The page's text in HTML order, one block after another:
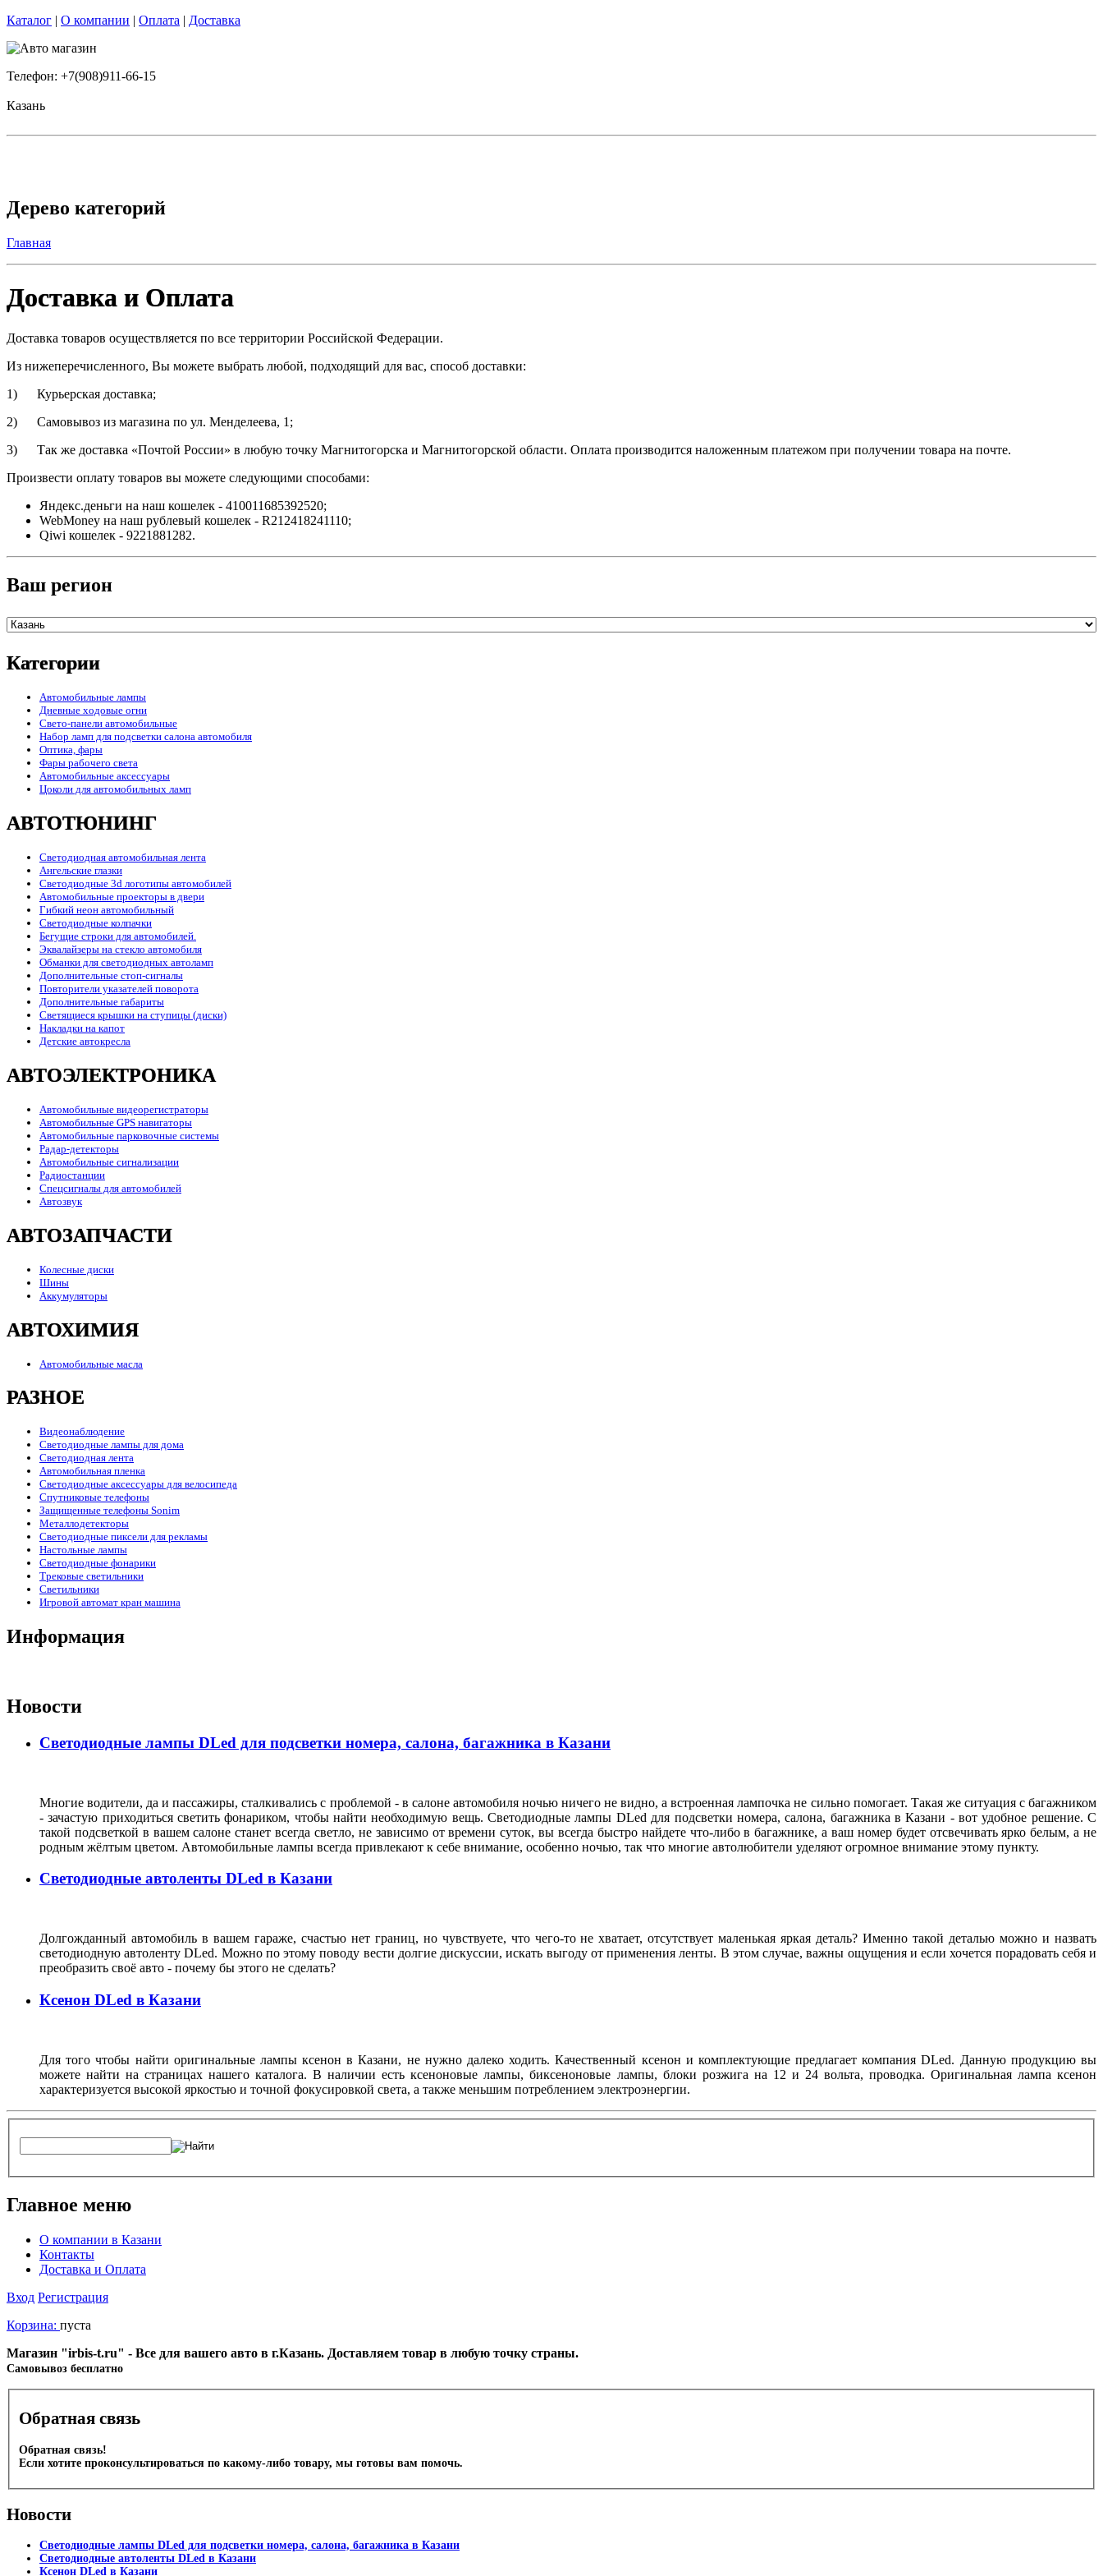
Каталог | О компании | Оплата | Доставка
Телефон: +7(908)911-66-15
Казань
Дерево категорий
Главная
Доставка и Оплата
Доставка товаров осуществляется по все территории Российской Федерации.
Из нижеперечисленного, Вы можете выбрать любой, подходящий для вас, способ доставки:
1) Курьерская доставка;
2) Самовывоз из магазина по ул. Менделеева, 1;
3) Так же доставка «Почтой России» в любую точку Магнитогорска и Магнитогорской области. Оплата производится наложенным платежом при получении товара на почте.
Произвести оплату товаров вы можете следующими способами:
Яндекс.деньги на наш кошелек - 410011685392520;
WebMoney на наш рублевый кошелек - R212418241110;
Qiwi кошелек - 9221881282.
Ваш регион
Категории
Автомобильные лампы
Дневные ходовые огни
Свето-панели автомобильные
Набор ламп для подсветки салона автомобиля
Оптика, фары
Фары рабочего света
Автомобильные аксессуары
Цоколи для автомобильных ламп
АВТОТЮНИНГ
Светодиодная автомобильная лента
Ангельские глазки
Светодиодные 3d логотипы автомобилей
Автомобильные проекторы в двери
Гибкий неон автомобильный
Светодиодные колпачки
Бегущие строки для автомобилей.
Эквалайзеры на стекло автомобиля
Обманки для светодиодных автоламп
Дополнительные стоп-сигналы
Повторители указателей поворота
Дополнительные габариты
Светящиеся крышки на ступицы (диски)
Накладки на капот
Детские автокресла
АВТОЭЛЕКТРОНИКА
Автомобильные видеорегистраторы
Автомобильные GPS навигаторы
Автомобильные парковочные системы
Радар-детекторы
Автомобильные сигнализации
Радиостанции
Спецсигналы для автомобилей
Автозвук
АВТОЗАПЧАСТИ
Колесные диски
Шины
Аккумуляторы
АВТОХИМИЯ
Автомобильные масла
РАЗНОЕ
Видеонаблюдение
Светодиодные лампы для дома
Светодиодная лента
Автомобильная пленка
Светодиодные аксессуары для велосипеда
Спутниковые телефоны
Защищенные телефоны Sonim
Металлодетекторы
Светодиодные пиксели для рекламы
Настольные лампы
Светодиодные фонарики
Трековые светильники
Светильники
Игровой автомат кран машина
Информация
Новости
Светодиодные лампы DLed для подсветки номера, салона, багажника в Казани
Многие водители, да и пассажиры, сталкивались с проблемой - в салоне автомобиля ночью ничего не видно, а встроенная лампочка не сильно помогает. Такая же ситуация с багажником
- зачастую приходиться светить фонариком, чтобы найти необходимую вещь. Светодиодные лампы DLed для подсветки номера, салона, багажника в Казани - вот удобное решение. С
такой подсветкой в вашем салоне станет всегда светло, не зависимо от времени суток, вы всегда быстро найдете что-либо в багажнике, а ваш номер будет отсвечивать ярко белым, а не
родным жёлтым цветом. Автомобильные лампы всегда привлекают к себе внимание, особенно ночью, так что многие автолюбители уделяют огромное внимание этому пункту.
Светодиодные автоленты DLed в Казани
Долгожданный автомобиль в вашем гараже, счастью нет границ, но чувствуете, что чего-то не хватает, отсутствует маленькая яркая деталь? Именно такой деталью можно и назвать
светодиодную автоленту DLed. Можно по этому поводу вести долгие дискуссии, искать выгоду от применения ленты. В этом случае, важны ощущения и если хочется порадовать себя и
преобразить своё авто - почему бы этого не сделать?
Ксенон DLed в Казани
Для того чтобы найти оригинальные лампы ксенон в Казани, не нужно далеко ходить. Качественный ксенон и комплектующие предлагает компания DLed. Данную продукцию вы
можете найти на страницах нашего каталога. В наличии есть ксеноновые лампы, биксеноновые лампы, блоки розжига на 12 и 24 вольта, проводка. Оригинальная лампа ксенон
характеризуется высокой яркостью и точной фокусировкой света, а также меньшим потреблением электроэнергии.
Главное меню
О компании в Казани
Контакты
Доставка и Оплата
Вход Регистрация
Корзина: пуста
Магазин "irbis-t.ru" - Все для вашего авто в г.Казань. Доставляем товар в любую точку страны.
Cамовывоз бесплатно
Обратная связь
Обратная связь!
Если хотите проконсультироваться по какому-либо товару, мы готовы вам помочь.
Новости
Светодиодные лампы DLed для подсветки номера, салона, багажника в Казани
Светодиодные автоленты DLed в Казани
Ксенон DLed в Казани